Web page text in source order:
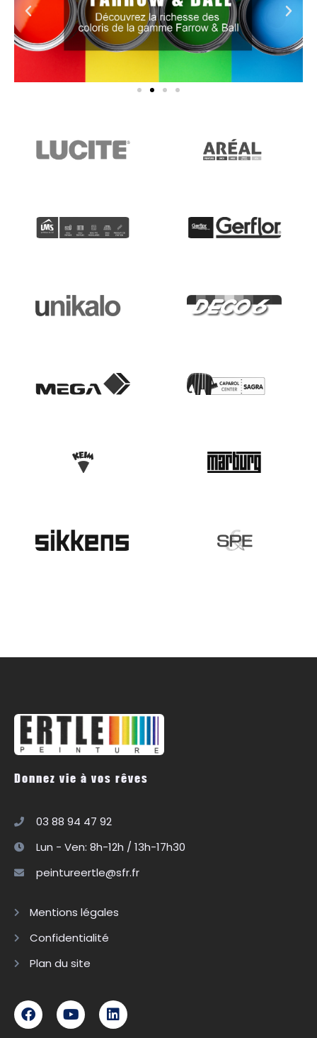
Donnez vie à vos rêves
03 88 94 47 92
Lun - Ven: 8h-12h / 13h-17h30
peintureertle@sfr.fr
Mentions légales
Confidentialité
Plan du site